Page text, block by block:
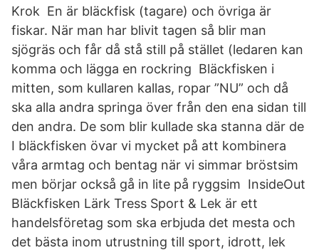
Krok En är bläckfisk (tagare) och övriga är
fiskar. När man har blivit tagen så blir man
sjögräs och får då stå still på stället (ledaren kan
komma och lägga en rockring Bläckfisken i
mitten, som kullaren kallas, ropar ”NU” och då
ska alla andra springa över från den ena sidan till
den andra. De som blir kullade ska stanna där de
I bläckfisken övar vi mycket på att kombinera
våra armtag och bentag när vi simmar bröstsim
men börjar också gå in lite på ryggsim InsideOut
Bläckfisken Lärk Tress Sport & Lek är ett
handelsföretag som ska erbjuda det mesta och
det bästa inom utrustning till sport, idrott, lek